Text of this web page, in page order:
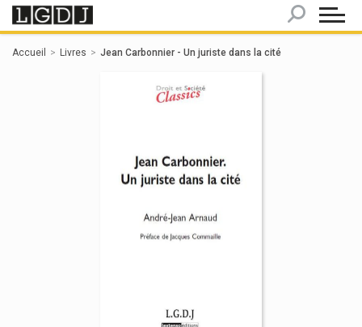
Accueil Livres Jean Carbonnier - Un juriste dans la cité
Panneau de gestion des cookies